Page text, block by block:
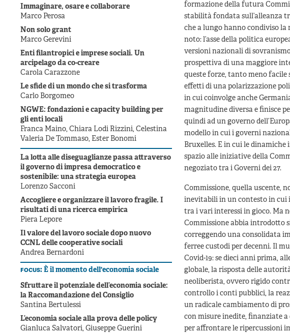
Immaginare, osare e collaborare
Marco Perosa
Non solo grant
Marco Gerevini
Enti filantropici e imprese sociali. Un
arcipelago da co-creare
Carola Carazzone
Le sfide di un mondo che si trasforma
Carlo Borgomeo
NGWE: fondazioni e capacity building per
gli enti locali
Franca Maino, Chiara Lodi Rizzini, Celestina
Valeria De Tommaso, Ester Bonomi
La lotta alle diseguaglianze passa attraverso
il governo di impresa democratico e
sostenibile: una strategia europea
Lorenzo Sacconi
Accogliere e organizzare il lavoro fragile. I
risultati di una ricerca empirica
Piera Lepore
Il valore del lavoro sociale dopo nuovo
CCNL delle cooperative sociali
Andrea Bernardoni
focus:È il momento dell'economia sociale
Sfruttare il potenziale dell’economia sociale:
la Raccomandazione del Consiglio
Santina Bertulessi
L’economia sociale alla prova delle policy
Gianluca Salvatori, Giuseppe Guerini
formazione della futura
stabilità fondata sull’alleanza
che a lungo hanno condiviso la
noto: l’asse della politica
versioni nazionali di
prospettiva di una maggiore
queste forze, tanto meno facile
effetti di una polarizzazione
in cui coinvolge anche
magnitudine diversa e finisce
quindi ad un governo
modello in cui i governi
Bruxelles. E in cui le
spazio alle iniziative della
negoziato tra i Governi dei 27.
Commissione, quella uscente,
inevitabili in un contesto in cui
tra i vari interessi in gioco. Ma
Commissione abbia introdotto
correggendo una consolidata
ferree custodi per decenni. Il
Covid-19: se dieci anni prima,
globale, la risposta delle
neoliberista, ovvero rigido
controllo i conti pubblici, la
un radicale cambiamento di
con misure inedite, finanziate
per affrontare le ripercussioni